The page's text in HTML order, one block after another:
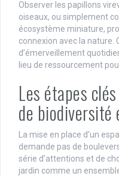
Observer les papillons
oiseaux, ou simplement
écosystème miniature,
connexion avec la nature.
d’émerveillement
lieu de ressourcement
Les étapes
de biodiversité
La mise en place d’un
demande pas de
série d’attentions et de
jardin comme un